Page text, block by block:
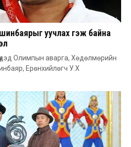
уучлах гэж байна
Олимпын аварга, Хөдөлмөрийн
Ерөнхийлөгч У.Х